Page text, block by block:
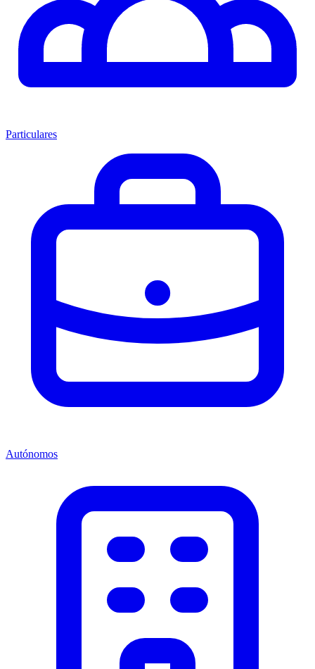
Particulares
Autónomos